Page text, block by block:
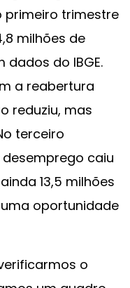
primeiro trimestre
milhões de
do IBGE.
a reabertura
reduziu, mas
terceiro
caiu
13,5 milhões
oportunidade
o